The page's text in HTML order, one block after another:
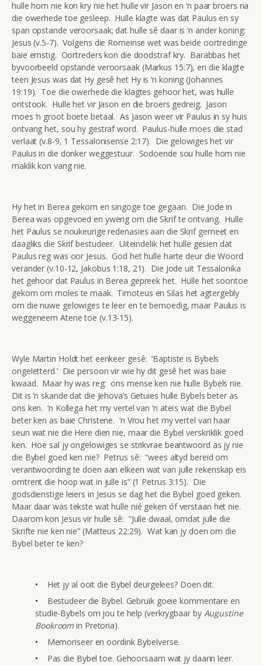
hulle hom nie kon kry nie het hulle vir Jason en ‘n paar broers na
die owerhede toe gesleep. Hulle klagte was dat Paulus en sy
span opstande veroorsaak; dat hulle sê daar is ‘n ander koning:
Jesus (v.5-7). Volgens die Romeinse wet was beide oortredinge
baie ernstig. Oortreders kon die doodstraf kry. Barabbas het
byvoorbeeld opstande veroorsaak (Markus 15:7), en die klagte
teen Jesus was dat Hy gesê het Hy is ‘n koning (Johannes
19:19). Toe die owerhede die klagtes gehoor het, was hulle
ontstook. Hulle het vir Jason en die broers gedreig. Jason
moes ‘n groot boete betaal. As Jason weer vir Paulus in sy huis
ontvang het, sou hy gestraf word. Paulus-hulle moes die stad
verlaat (v.8-9, 1 Tessalonisense 2:17). Die gelowiges het vir
Paulus in die donker weggestuur. Sodoende sou hulle hom nie
maklik kon vang nie.
Hy het in Berea gekom en singoge toe gegaan. Die Jode in
Berea was opgevoed en ywerig om die Skrif te ontvang. Hulle
het Paulus se noukeurige redenasies aan die Skrif gemeet en
daagliks die Skrif bestudeer. Uiteindelik het hulle gesien dat
Paulus reg was oor Jesus. God het hulle harte deur die Woord
verander (v.10-12, Jakobus 1:18, 21). Die Jode uit Tessalonika
het gehoor dat Paulus in Berea gepreek het. Hulle het soontoe
gekom om moles te maak. Timoteus en Silas het agtergebly
om die nuwe gelowiges te leer en te bemoedig, maar Paulus is
weggeneem Atene toe (v.13-15).
Wyle Martin Holdt het eenkeer gesê: ‘Baptiste is Bybels
ongeletterd.’ Die persoon vir wie hy dit gesê het was baie
kwaad. Maar hy was reg: ons mense ken nie hulle Bybels nie.
Dit is ‘n skande dat die Jehova’s Getuies hulle Bybels beter as
ons ken. ‘n Kollega het my vertel van ‘n ateïs wat die Bybel
beter ken as baie Christene. ‘n Vrou het my vertel van haar
seun wat nie die Here dien nie, maar die Bybel verskriklik goed
ken. Hoe sal jy ongelowiges se strikvrae beantwoord as jy nie
die Bybel goed ken nie? Petrus sê: “wees altyd bereid om
verantwoording te doen aan elkeen wat van julle rekenskap eis
omtrent die hoop wat in julle is” (1 Petrus 3:15). Die
godsdienstige leiers in Jesus se dag het die Bybel goed geken.
Maar daar was tekste wat hulle nié geken óf verstaan het nie.
Daarom kon Jesus vir hulle sê: “Julle dwaal, omdat julle die
Skrifte nie ken nie” (Matteus 22:29). Wat kan jy doen om die
Bybel beter te ken?
Het jy al ooit die Bybel deurgelees? Doen dit.
Bestudeer die Bybel. Gebruik goeie kommentare en
studie-Bybels om jou te help (verkrygbaar by Augustine
Bookroom in Pretoria).
Memoriseer en oordink Bybelverse.
Pas die Bybel toe. Gehoorsaam wat jy daarin leer.